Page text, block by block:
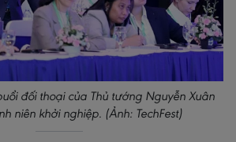
đối thoại của Thủ tướng Nguyễn Xuân
niên khởi nghiệp. (Ảnh: TechFest)